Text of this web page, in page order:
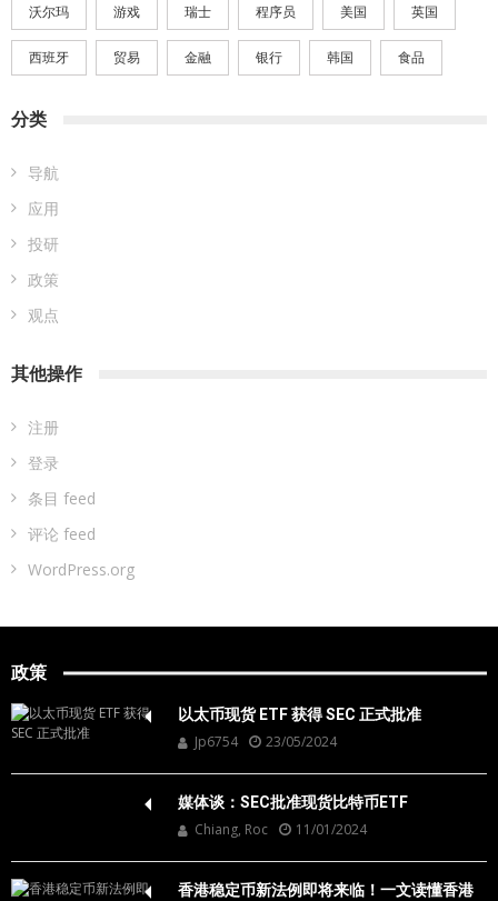
沃尔玛 游戏 瑞士 程序员 美国 英国
西班牙 贸易 金融 银行 韩国 食品
分类
导航
应用
投研
政策
观点
其他操作
注册
登录
条目 feed
评论 feed
WordPress.org
政策
以太币现货 ETF 获得 SEC 正式批准
Jp6754 23/05/2024
媒体谈：SEC批准现货比特币ETF
Chiang, Roc 11/01/2024
香港稳定币新法例即将来临！一文读懂香港